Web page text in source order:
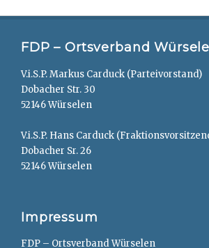
FDP – Ortsverband
V.i.S.P. Markus Carduck (Parteivorstand)
Dobacher Str. 30
52146 Würselen
V.i.S.P. Hans Carduck
Dobacher Sr. 26
52146 Würselen
Impressum
FDP – Ortsverband Würselen